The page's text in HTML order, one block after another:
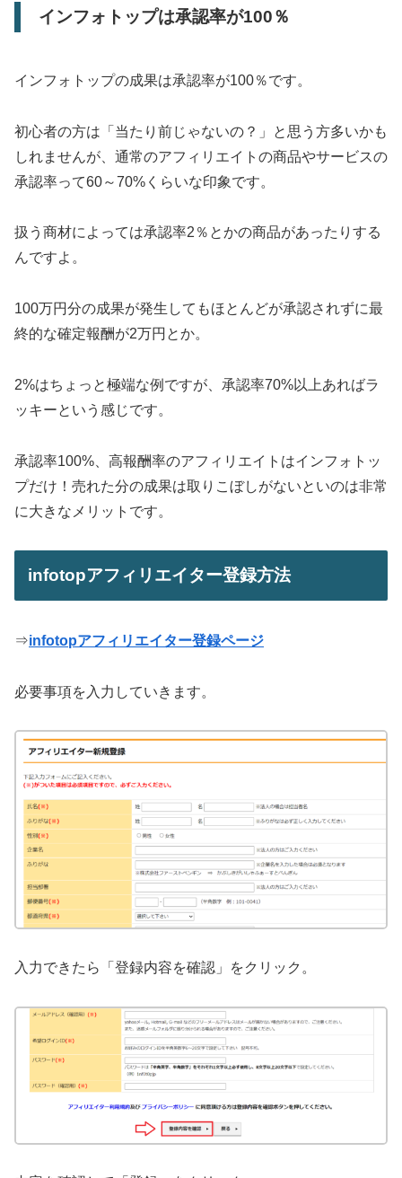
インフォトップは承認率が100％
インフォトップの成果は承認率が100％です。
初心者の方は「当たり前じゃないの？」と思う方多いかも
しれませんが、通常のアフィリエイトの商品やサービスの
承認率って60～70%くらいな印象です。
扱う商材によっては承認率2％とかの商品があったりする
んですよ。
100万円分の成果が発生してもほとんどが承認されずに最
終的な確定報酬が2万円とか。
2%はちょっと極端な例ですが、承認率70%以上あればラ
ッキーという感じです。
承認率100%、高報酬率のアフィリエイトはインフォトッ
プだけ！売れた分の成果は取りこぼしがないといのは非常
に大きなメリットです。
infotopアフィリエイター登録方法
⇒infotopアフィリエイター登録ページ
必要事項を入力していきます。
入力できたら「登録内容を確認」をクリック。